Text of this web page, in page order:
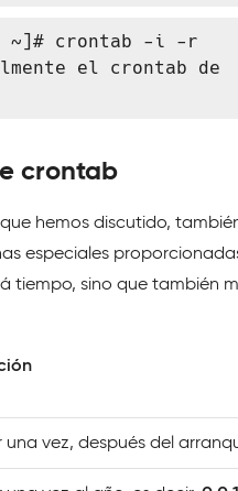
~]# crontab -i -r
el crontab de
crontab
hemos discutido,
especiales
tiempo, sino que también
una vez, después del